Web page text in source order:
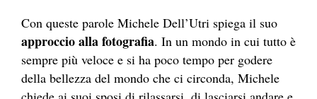
Con queste parole Michele Dell’Utri spiega il suo
approccio alla fotografia. In un mondo in cui tutto è
sempre più veloce e si ha poco tempo per godere
della bellezza del mondo che ci circonda, Michele